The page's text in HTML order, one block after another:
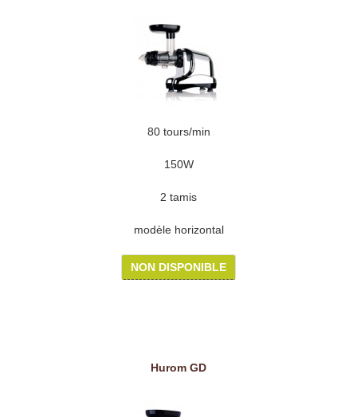
80 tours/min
150W
2 tamis
modèle horizontal
NON DISPONIBLE
Hurom GD